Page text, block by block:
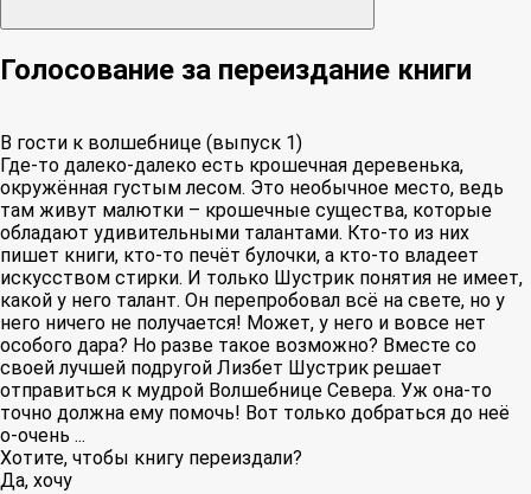
Голосование за переиздание книги
В гости к волшебнице (выпуск 1)
Где-то далеко-далеко есть крошечная деревенька,
окружённая густым лесом. Это необычное место, ведь
там живут малютки – крошечные существа, которые
обладают удивительными талантами. Кто-то из них
пишет книги, кто-то печёт булочки, а кто-то владеет
искусством стирки. И только Шустрик понятия не имеет,
какой у него талант. Он перепробовал всё на свете, но у
него ничего не получается! Может, у него и вовсе нет
особого дара? Но разве такое возможно? Вместе со
своей лучшей подругой Лизбет Шустрик решает
отправиться к мудрой Волшебнице Севера. Уж она-то
точно должна ему помочь! Вот только добраться до неё
о-очень ...
Хотите, чтобы книгу переиздали?
Да, хочу